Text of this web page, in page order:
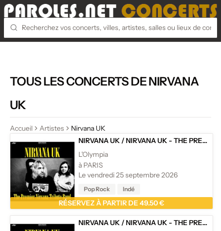
TOUS LES CONCERTS DE NIRVANA
UK
Accueil Artistes
Nirvana UK
NIRVANA UK /NIRVANA UK - THE PREMIER NIRVANA TRIBUTE BAND
L'Olympia
à PARIS
Le vendredi 25 septembre 2026
Pop Rock Indé
RÉSERVEZ À PARTIR DE 49.50 €
NIRVANA UK /NIRVANA UK - THE PREMIER NIRVANA TRIBUTE BAND